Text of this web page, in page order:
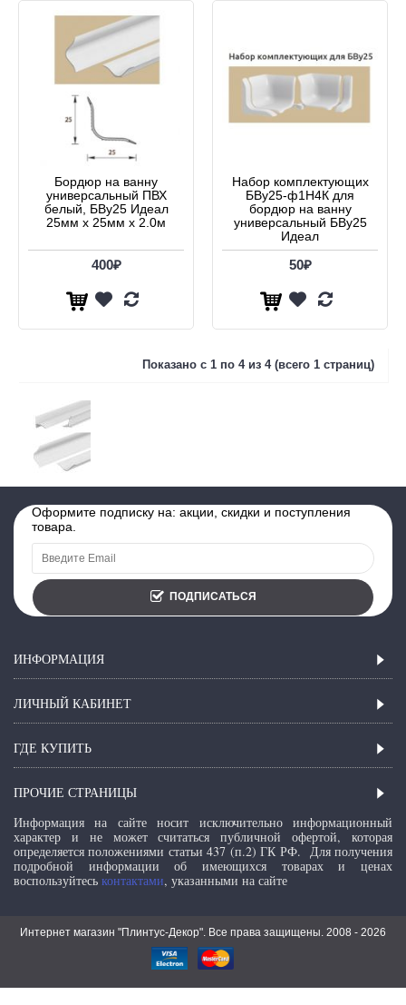
Бордюр на ванну
универсальный ПВХ
белый, БВу25 Идеал
25мм х 25мм х 2.0м
400₽
Набор комплектующих
БВу25-ф1Н4К для
бордюр на ванну
универсальный БВу25
Идеал
50₽
Показано с 1 по 4 из 4 (всего 1 страниц)
Оформите подписку на: акции, скидки и поступления
товара.
ПОДПИСАТЬСЯ
ИНФОРМАЦИЯ
ЛИЧНЫЙ КАБИНЕТ
ГДЕ КУПИТЬ
ПРОЧИЕ СТРАНИЦЫ
Информация на сайте носит исключительно информационный
характер и не может считаться публичной офертой, которая
определяется положениями статьи 437 (п.2) ГК РФ. Для получения
подробной информации об имеющихся товарах и ценах
воспользуйтесь контактами, указанными на сайте
Интернет магазин "Плинтус-Декор". Все права защищены. 2008 - 2026